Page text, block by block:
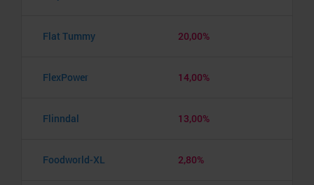
Flat Tummy 20,00%
FlexPower 14,00%
Flinndal 13,00%
Foodworld-XL 2,80%